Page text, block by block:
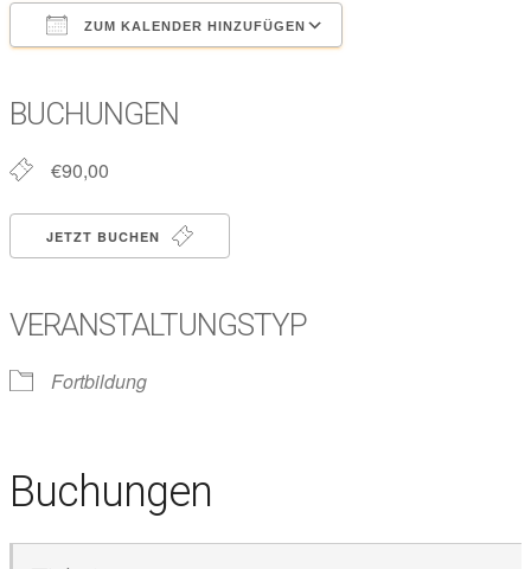
ZUM KALENDER HINZUFÜGEN
BUCHUNGEN
€90,00
JETZT BUCHEN
VERANSTALTUNGSTYP
Fortbildung
Buchungen